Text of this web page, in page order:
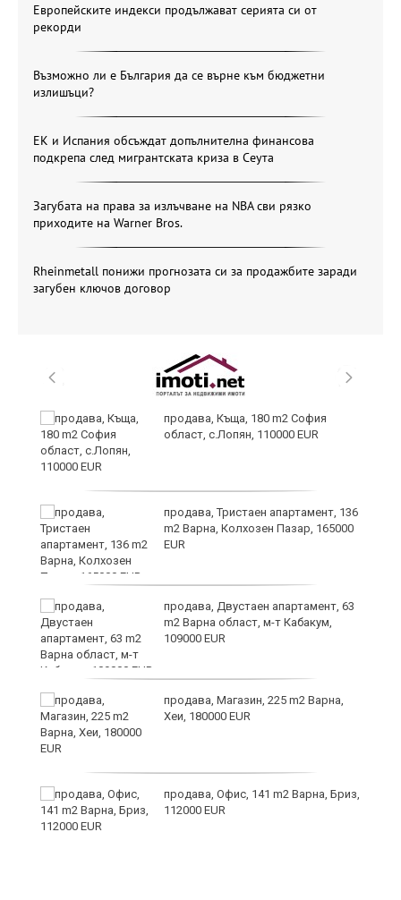
Европейските индекси продължават серията си от
рекорди
Възможно ли е България да се върне към бюджетни
излишъци?
ЕК и Испания обсъждат допълнителна финансова
подкрепа след мигрантската криза в Сеута
Загубата на права за излъчване на NBA сви рязко
приходите на Warner Bros.
Rheinmetall понижи прогнозата си за продажбите заради
загубен ключов договор
продава, Къща, 180 m2 София
област, с.Лопян, 110000 EUR
продава, Тристаен апартамент, 136
m2 Варна, Колхозен Пазар, 165000
EUR
продава, Двустаен апартамент, 63
m2 Варна област, м-т Кабакум,
109000 EUR
продава, Магазин, 225 m2 Варна,
Хеи, 180000 EUR
продава, Офис, 141 m2 Варна, Бриз,
112000 EUR